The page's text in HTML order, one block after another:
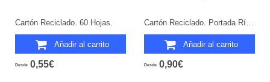
Cartón Reciclado. 60 Hojas.
Añadir al carrito
Desde 0,55€
Cartón Reciclado. Portada Rígida. 100 Hojas.
Añadir al carrito
Desde 0,90€